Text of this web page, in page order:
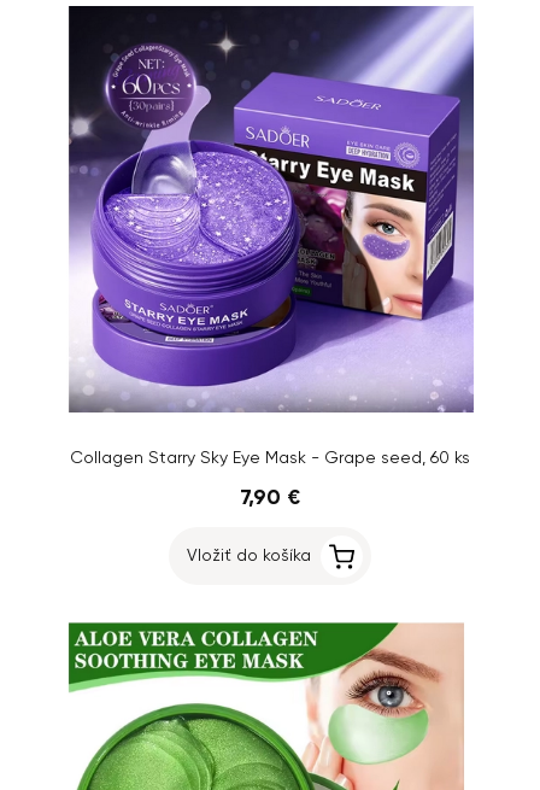
Collagen Starry Sky Eye Mask - Grape seed, 60 ks
7,90 €
Vložiť do košíka